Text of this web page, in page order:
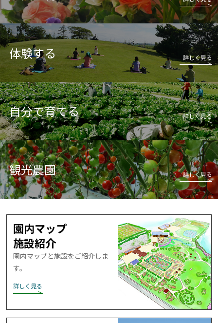
詳しく見る
体験する 詳しく見る
自分で育てる 詳しく見る
観光農園 詳しく見る
園内マップ
施設紹介
園内マップと施設をご紹介しま
す。
詳しく見る